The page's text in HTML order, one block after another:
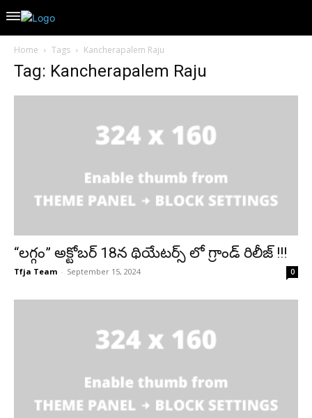
Home Tags Kancherapalem Raju
Tag: Kancherapalem Raju
“లగ్గం” అక్టోబర్ 18న థియేటర్స్ లో గ్రాండ్ రిలీజ్ !!!
Tfja Team - September 15, 2024 0